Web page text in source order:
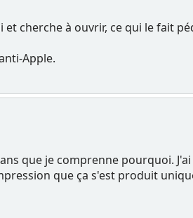
cherche à ouvrir, ce qui le fait
Apple.
que je comprenne pourquoi.
que ça s'est produit